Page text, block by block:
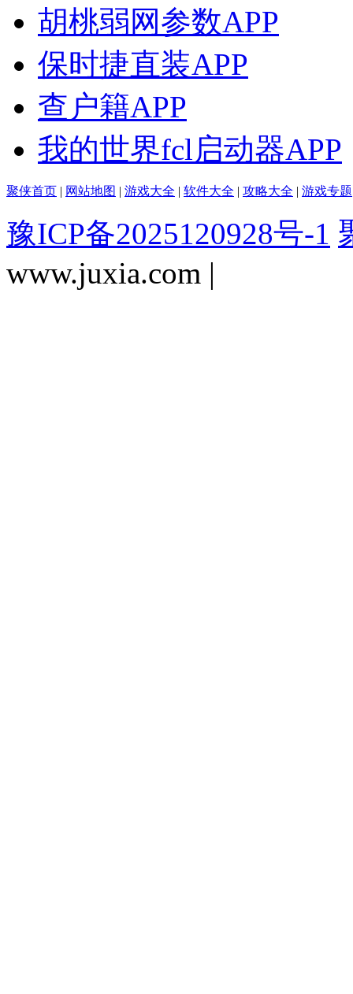
胡桃弱网参数APP
保时捷直装APP
查户籍APP
我的世界fcl启动器APP
聚侠首页 | 网站地图 | 游戏大全 | 软件大全 | 攻略大全 | 游戏专题
豫ICP备2025120928号-1
www.juxia.com |